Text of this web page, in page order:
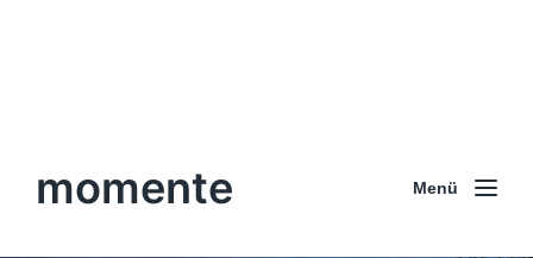
momente Menü